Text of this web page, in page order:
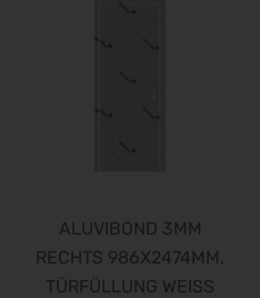
ALUVIBOND 3MM
RECHTS 986X2474MM,
TÜRFÜLLUNG WEISS